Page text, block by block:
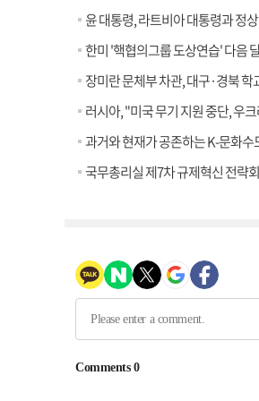
윤 대통령, 라트비아 대통령과 정
한미 '핵협의그룹 도상연습' 다음
장미란 문체부 차관, 대구·경북 학
러시아, "미국 무기 지원 중단, 우
과거와 현재가 공존하는 K-문화
국무총리실 제7차 규제혁신 전략